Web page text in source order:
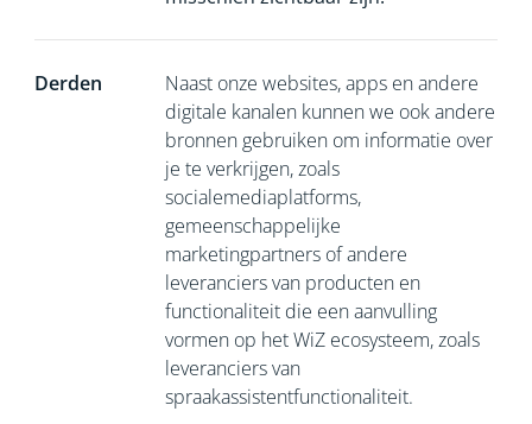
Derden
Naast onze websites, apps en andere
digitale kanalen kunnen we ook andere
bronnen gebruiken om informatie over
je te verkrijgen, zoals
socialemediaplatforms,
gemeenschappelijke
marketingpartners of andere
leveranciers van producten en
functionaliteit die een aanvulling
vormen op het WiZ ecosysteem, zoals
leveranciers van
spraakassistentfunctionaliteit.